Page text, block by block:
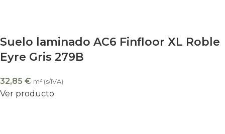
Suelo laminado AC6 Finfloor XL Roble
Eyre Gris 279B
32,85 € m² (s/IVA)
Ver producto